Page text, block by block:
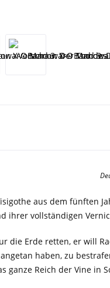
aus dem fünften
ihrer vollständigen
die Erde retten, er will
haben, zu
ganze Reich der Vine in